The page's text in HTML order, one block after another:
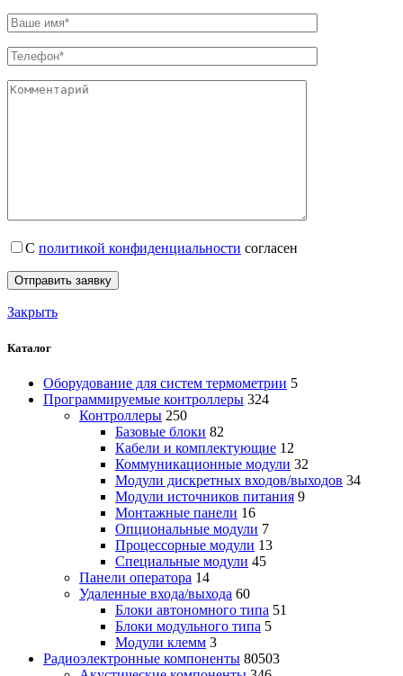
С политикой конфиденциальности согласен
Закрыть
Каталог
Оборудование для систем термометрии 5
Программируемые контроллеры 324
Контроллеры 250
Базовые блоки 82
Кабели и комплектующие 12
Коммуникационные модули 32
Модули дискретных входов/выходов 34
Модули источников питания 9
Монтажные панели 16
Опциональные модули 7
Процессорные модули 13
Специальные модули 45
Панели оператора 14
Удаленные входа/выхода 60
Блоки автономного типа 51
Блоки модульного типа 5
Модули клемм 3
Радиоэлектронные компоненты 80503